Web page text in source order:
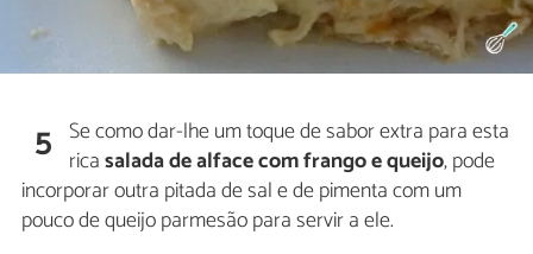
5 Se como dar-lhe um toque de sabor extra para esta
ricasalada de alface com frango e queijo, pode
incorporar outra pitada de sal e de pimenta com um
pouco de queijo parmesão para servir a ele.